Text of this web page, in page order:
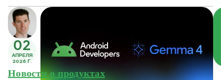
создание высококачественных приложений для
Android проще, чем когда-либо.
02
АПРЕЛЯ
2026 Г.
Новости о продуктах